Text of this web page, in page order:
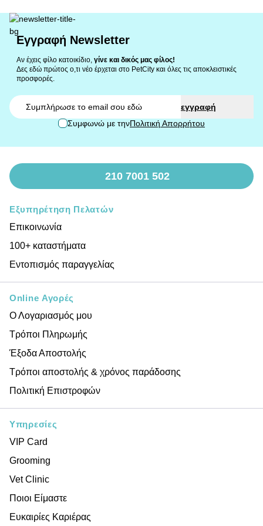
Εγγραφή Newsletter
Αν έχεις φίλο κατοικίδιο, γίνε και δικός μας φίλος!
Δες εδώ πρώτος ο,τι νέο έρχεται στο PetCity και όλες τις αποκλειστικές
προσφορές.
εγγραφή
Συμφωνώ με τηνΠολιτική Απορρήτου
210 7001 502
Εξυπηρέτηση Πελατών
Επικοινωνία
100+ καταστήματα
Εντοπισμός παραγγελίας
Online Αγορές
Ο Λογαριασμός μου
Τρόποι Πληρωμής
Έξοδα Αποστολής
Τρόποι αποστολής & χρόνος παράδοσης
Πολιτική Επιστροφών
Υπηρεσίες
VIP Card
Grooming
Vet Clinic
Ποιοι Είμαστε
Ευκαιρίες Καριέρας